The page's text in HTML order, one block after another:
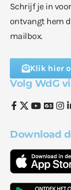
Schrijf je in
ontvangt hem
mailbox.
Klik hier
Volg WdG
Download